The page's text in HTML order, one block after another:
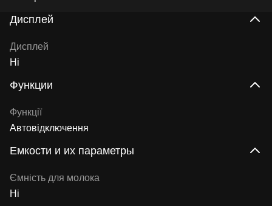
Дисплей
Дисплей
Ні
Функции
Функції
Автовідключення
Емкости и их параметры
Ємність для молока
Ні